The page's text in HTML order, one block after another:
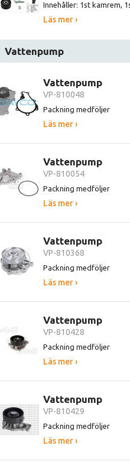
Innehåller: 1st kamrem,
Läs mer ›
Vattenpump
Vattenpump
VP-810048
Packning medföljer
Läs mer ›
Vattenpump
VP-810054
Packning medföljer
Läs mer ›
Vattenpump
VP-810368
Packning medföljer
Läs mer ›
Vattenpump
VP-810428
Packning medföljer
Läs mer ›
Vattenpump
VP-810429
Packning medföljer
Läs mer ›